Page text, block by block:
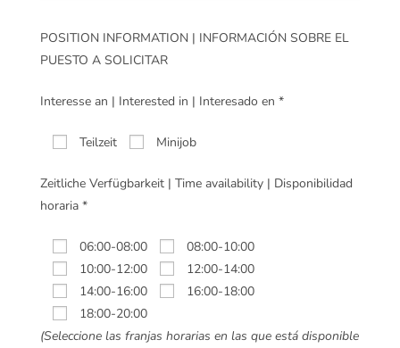
POSITION INFORMATION | INFORMACIÓN SOBRE EL
PUESTO A SOLICITAR
Interesse an | Interested in | Interesado en *
Teilzeit Minijob
Zeitliche Verfügbarkeit | Time availability | Disponibilidad
horaria *
06:00-08:00
08:00-10:00
10:00-12:00
12:00-14:00
14:00-16:00
16:00-18:00
18:00-20:00
(Seleccione las franjas horarias en las que está disponible